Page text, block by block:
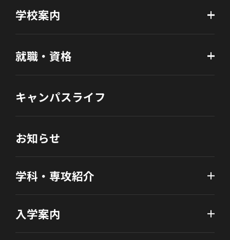
学校案内
就職・資格
キャンパスライフ
お知らせ
学科・専攻紹介
入学案内